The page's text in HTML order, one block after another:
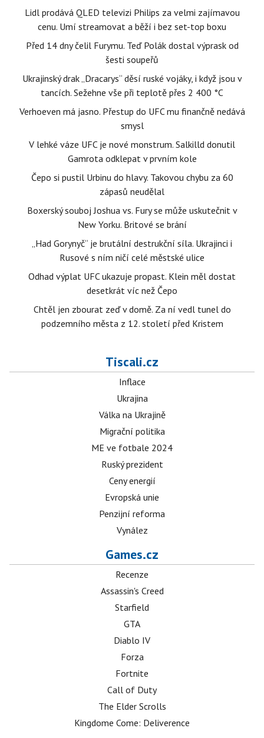
Lidl prodává QLED televizi Philips za velmi zajímavou
cenu. Umí streamovat a běží i bez set-top boxu
Před 14 dny čelil Furymu. Teď Polák dostal výprask od
šesti soupeřů
Ukrajinský drak „Dracarys“ děsí ruské vojáky, i když jsou v
tancích. Sežehne vše při teplotě přes 2 400 °C
Verhoeven má jasno. Přestup do UFC mu finančně nedává
smysl
V lehké váze UFC je nové monstrum. Salkilld donutil
Gamrota odklepat v prvním kole
Čepo si pustil Urbinu do hlavy. Takovou chybu za 60
zápasů neudělal
Boxerský souboj Joshua vs. Fury se může uskutečnit v
New Yorku. Britové se brání
„Had Gorynyč“ je brutální destrukční síla. Ukrajinci i
Rusové s ním ničí celé městské ulice
Odhad výplat UFC ukazuje propast. Klein měl dostat
desetkrát víc než Čepo
Chtěl jen zbourat zeď v domě. Za ní vedl tunel do
podzemního města z 12. století před Kristem
Tiscali.cz
Inflace
Ukrajina
Válka na Ukrajině
Migrační politika
ME ve fotbale 2024
Ruský prezident
Ceny energií
Evropská unie
Penzijní reforma
Vynález
Games.cz
Recenze
Assassin's Creed
Starfield
GTA
Diablo IV
Forza
Fortnite
Call of Duty
The Elder Scrolls
Kingdome Come: Deliverence